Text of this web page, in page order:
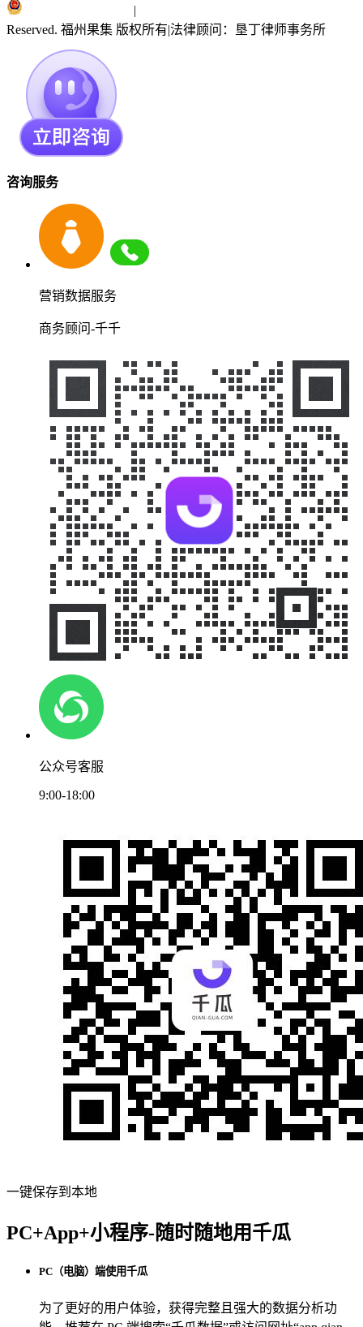
|
Reserved. 福州果集 版权所有|法律顾问：垦丁律师事务所
咨询服务
营销数据服务
商务顾问-千千
公众号客服
9:00-18:00
一键保存到本地
PC+App+小程序-随时随地用千瓜
PC（电脑）端使用千瓜
为了更好的用户体验，获得完整且强大的数据分析功